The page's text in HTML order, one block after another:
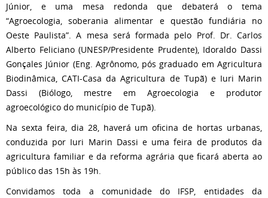
Júnior, e uma mesa redonda que debaterá o tema
“Agroecologia, soberania alimentar e questão fundiária no
Oeste Paulista”. A mesa será formada pelo Prof. Dr. Carlos
Alberto Feliciano (UNESP/Presidente Prudente), Idoraldo Dassi
Gonçales Júnior (Eng. Agrônomo, pós graduado em Agricultura
Biodinâmica, CATI-Casa da Agricultura de Tupã) e Iuri Marin
Dassi (Biólogo, mestre em Agroecologia e produtor
agroecológico do município de Tupã).
Na sexta feira, dia 28, haverá um oficina de hortas urbanas,
conduzida por Iuri Marin Dassi e uma feira de produtos da
agricultura familiar e da reforma agrária que ficará aberta ao
público das 15h às 19h.
Convidamos toda a comunidade do IFSP, entidades da